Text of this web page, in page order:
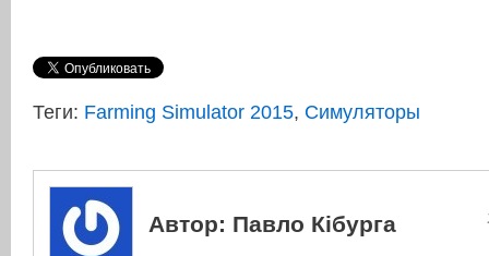
Теги: Farming Simulator 2015, Симуляторы
Автор: Павло Кібурга